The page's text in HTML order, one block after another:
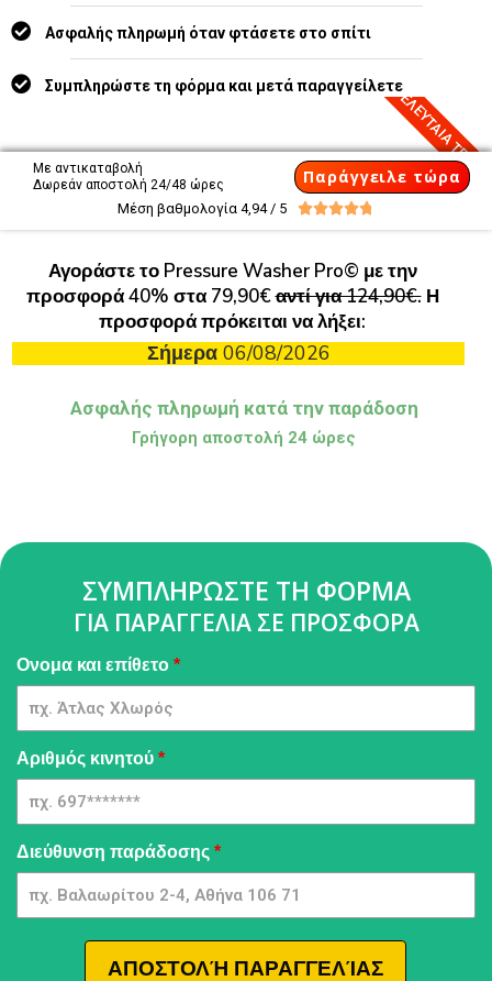
Ασφαλής πληρωμή όταν φτάσετε στο σπίτι
Συμπληρώστε τη φόρμα και μετά παραγγείλετε7 ΤΕΛΕΥΤΑΙΑ
Με αντικαταβολή
Δωρεάν αποστολή 24/48 ώρες
Παράγγειλε τώρα
Μέση βαθμολογία 4,94 / 5 
Αγοράστε το Pressure Washer Pro© με την
προσφορά 40% στα 79,90€αντί για 124,90€.Η
προσφορά πρόκειται να λήξει:
Σήμερα06/08/2026
Ασφαλής πληρωμή κατά την παράδοση
Γρήγορη αποστολή 24 ώρες
ΣΥΜΠΛΗΡΩΣΤΕ ΤΗ ΦΟΡΜΑ
ΓΙΑ ΠΑΡΑΓΓΕΛΙΑ ΣΕ ΠΡΟΣΦΟΡΑ
Pressure
Washer
[GR] -
GpmQMIA
| 04
Ονομα και επίθετο *
Αριθμός κινητού *
Διεύθυνση παράδοσης *
ΑΠΟΣΤΟΛΉ ΠΑΡΑΓΓΕΛΊΑΣ